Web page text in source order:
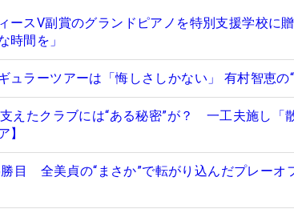
ースV副賞のグランドピアノを特別支援学校に
時間を」
ュラーツアーは「悔しさしかない」 有村智恵の
えたクラブには“ある秘密”が？ 一工夫施し「
】
目 全美貞の“まさか”で転がり込んだプレーオ